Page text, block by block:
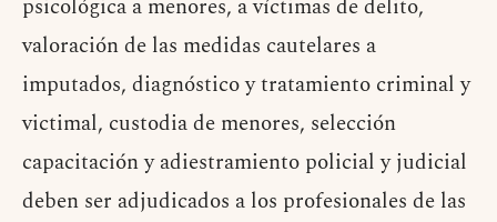
psicológica a menores, a víctimas de delito,
valoración de las medidas cautelares a
imputados, diagnóstico y tratamiento criminal y
victimal, custodia de menores, selección
capacitación y adiestramiento policial y judicial
deben ser adjudicados a los profesionales de las